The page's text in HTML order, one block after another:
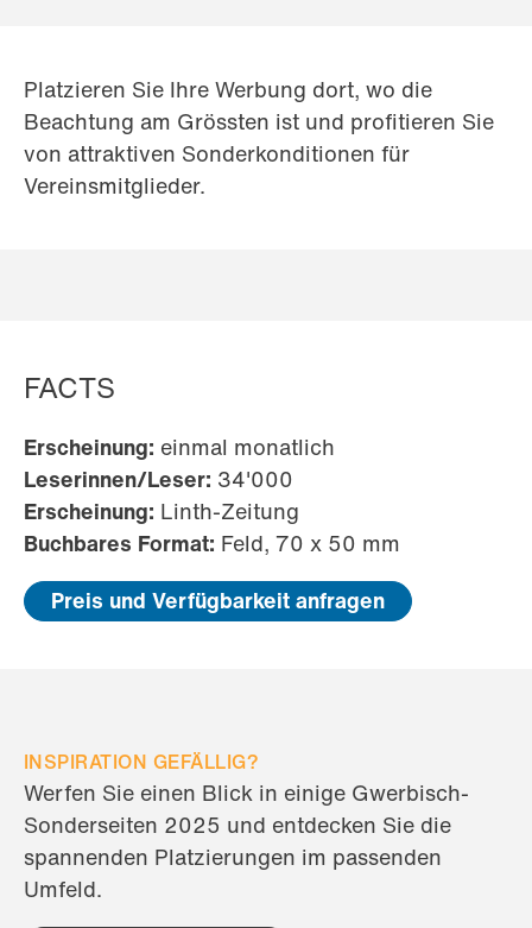
Platzieren Sie Ihre Werbung dort, wo die
Beachtung am Grössten ist und profitieren Sie
von attraktiven Sonderkonditionen für
Vereinsmitglieder.
FACTS
Erscheinung: einmal monatlich
Leserinnen/Leser: 34'000
Erscheinung: Linth-Zeitung
Buchbares Format: Feld, 70 x 50 mm
Preis und Verfügbarkeit anfragen
INSPIRATION GEFÄLLIG?
Werfen Sie einen Blick in einige Gwerbisch-
Sonderseiten 2025 und entdecken Sie die
spannenden Platzierungen im passenden
Umfeld.